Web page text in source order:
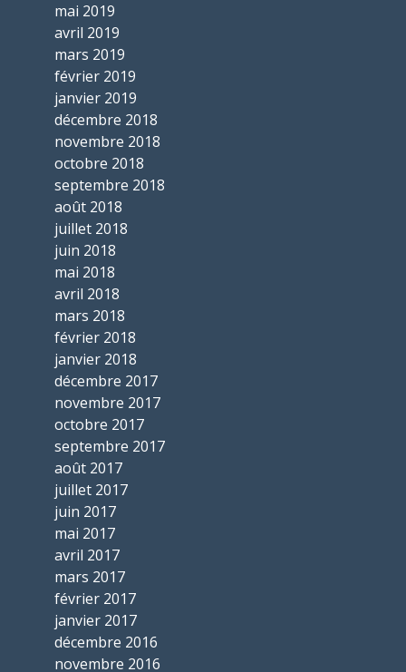
mai 2019
avril 2019
mars 2019
février 2019
janvier 2019
décembre 2018
novembre 2018
octobre 2018
septembre 2018
août 2018
juillet 2018
juin 2018
mai 2018
avril 2018
mars 2018
février 2018
janvier 2018
décembre 2017
novembre 2017
octobre 2017
septembre 2017
août 2017
juillet 2017
juin 2017
mai 2017
avril 2017
mars 2017
février 2017
janvier 2017
décembre 2016
novembre 2016